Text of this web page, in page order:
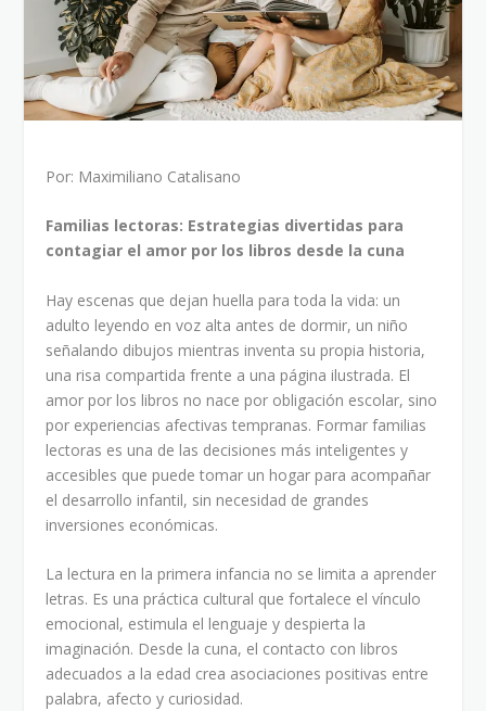
Por: Maximiliano Catalisano
Familias lectoras: Estrategias divertidas para
contagiar el amor por los libros desde la cuna
Hay escenas que dejan huella para toda la vida: un
adulto leyendo en voz alta antes de dormir, un niño
señalando dibujos mientras inventa su propia historia,
una risa compartida frente a una página ilustrada. El
amor por los libros no nace por obligación escolar, sino
por experiencias afectivas tempranas. Formar familias
lectoras es una de las decisiones más inteligentes y
accesibles que puede tomar un hogar para acompañar
el desarrollo infantil, sin necesidad de grandes
inversiones económicas.
La lectura en la primera infancia no se limita a aprender
letras. Es una práctica cultural que fortalece el vínculo
emocional, estimula el lenguaje y despierta la
imaginación. Desde la cuna, el contacto con libros
adecuados a la edad crea asociaciones positivas entre
palabra, afecto y curiosidad.